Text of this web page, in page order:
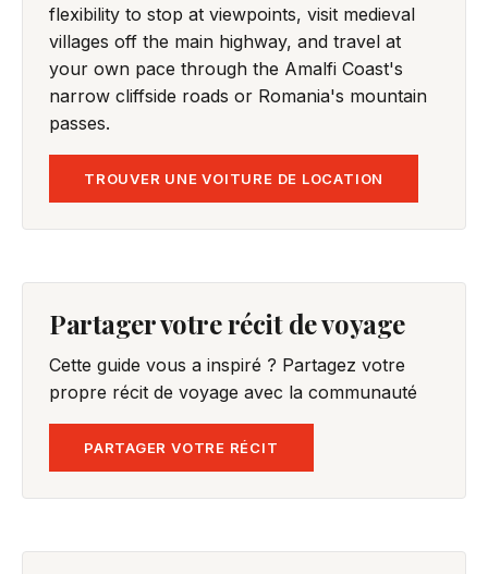
flexibility to stop at viewpoints, visit medieval
villages off the main highway, and travel at
your own pace through the Amalfi Coast's
narrow cliffside roads or Romania's mountain
passes.
TROUVER UNE VOITURE DE LOCATION
Partager votre récit de voyage
Cette guide vous a inspiré ? Partagez votre
propre récit de voyage avec la communauté
PARTAGER VOTRE RÉCIT